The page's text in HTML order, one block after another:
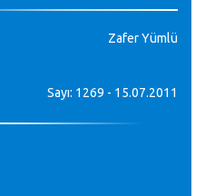
Zafer Yümlü
Sayı: 1269 - 15.07.2011